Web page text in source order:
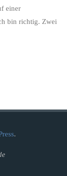
einer
bin richtig. Zwei
.